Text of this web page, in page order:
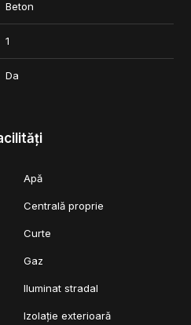
Beton
1
Da
Apă
Centrală proprie
Curte
Gaz
Iluminat stradal
Izolație exterioară